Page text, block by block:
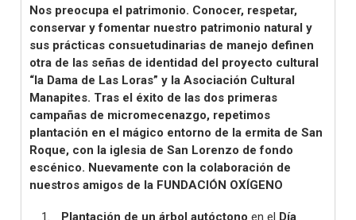
Nos preocupa el patrimonio. Conocer, respetar,
conservar y fomentar nuestro patrimonio natural y
sus prácticas consuetudinarias de manejo definen
otra de las señas de identidad del proyecto cultural
“la Dama de Las Loras” y la Asociación Cultural
Manapites. Tras el éxito de las dos primeras
campañas de micromecenazgo, repetimos
plantación en el mágico entorno de la ermita de San
Roque, con la iglesia de San Lorenzo de fondo
escénico. Nuevamente con la colaboración de
nuestros amigos de la FUNDACIÓN OXÍGENO
Plantación de un árbol autóctono en el Día